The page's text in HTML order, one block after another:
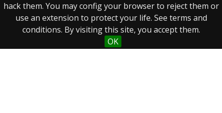
hack them. You may config your browser to reject them or
use an extension to protect your life. See terms and
conditions. By visiting this site, you accept them.
OK